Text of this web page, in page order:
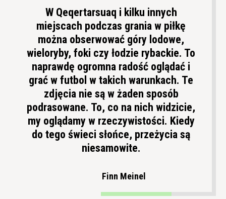
W Qeqertarsuaq i kilku innych
miejscach podczas grania w piłkę
można obserwować góry lodowe,
wieloryby, foki czy łodzie rybackie. To
naprawdę ogromna radość oglądać i
grać w futbol w takich warunkach. Te
zdjęcia nie są w żaden sposób
podrasowane. To, co na nich widzicie,
my oglądamy w rzeczywistości. Kiedy
do tego świeci słońce, przeżycia są
niesamowite.
Finn Meinel